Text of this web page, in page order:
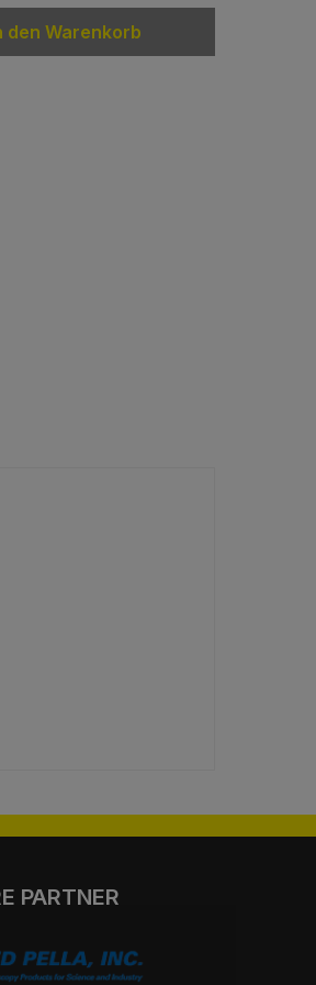
Wert ein oder benutze die
den Warenkorb
PARTNER